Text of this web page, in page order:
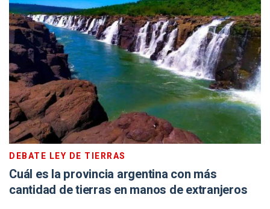
DEBATE LEY DE TIERRAS
Cuál es la provincia argentina con más
cantidad de tierras en manos de extranjeros